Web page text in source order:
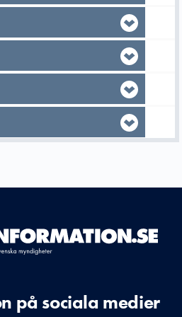
på sociala medier